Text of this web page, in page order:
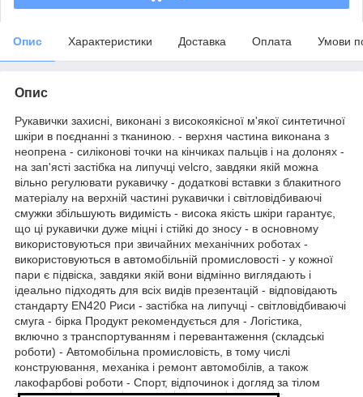
Опис Характеристики Доставка Оплата Умови
Опис
Рукавички захисні, виконані з високоякісної м'якої синтетичної
шкіри в поєднанні з тканиною. - верхня частина виконана з
неопрена - силіконові точки на кінчиках пальців і на долонях -
на зап'ясті застібка на липучці velcro, завдяки якій можна
вільно регулювати рукавичку - додаткові вставки з блакитного
матеріалу на верхній частині рукавички і світловідбиваючі
смужки збільшують видимість - висока якість шкіри гарантує,
що ці рукавички дуже міцні і стійкі до зносу - в основному
використовуються при звичайних механічних роботах -
використовуються в автомобільній промисловості - у кожної
пари є підвіска, завдяки якій вони відмінно виглядають і
ідеально підходять для всіх видів презентацій - відповідають
стандарту EN420 Риси - застібка на липучці - світловідбиваючі
смуга - бірка Продукт рекомендується для - Логістика,
включно з транспортуванням і перевантаження (складські
роботи) - Автомобільна промисловість, в тому числі
конструювання, механіка і ремонт автомобілів, а також
лакофарбові роботи - Спорт, відпочинок і догляд за тілом